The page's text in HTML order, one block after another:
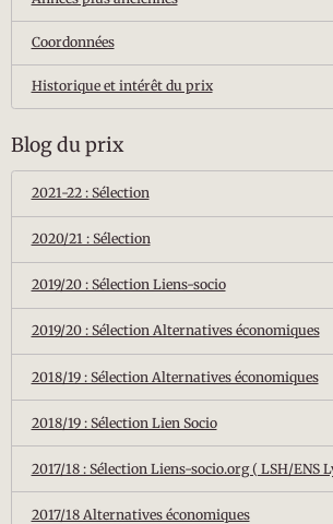
Coordonnées
Historique et intérêt du prix
Blog du prix
2021-22 : Sélection
2020/21 : Sélection
2019/20 : Sélection Liens-socio
2019/20 : Sélection Alternatives économiques
2018/19 : Sélection Alternatives économiques
2018/19 : Sélection Lien Socio
2017/18 : Sélection Liens-socio.org ( LSH/ENS
2017/18 Alternatives économiques